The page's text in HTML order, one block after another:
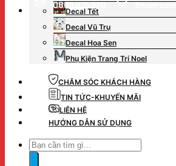
0869.831.520
Showroom
Decal Tết
Decal Vũ Trụ
Decal Hoa Sen
Phụ Kiện Trang Trí Noel
CHĂM SÓC KHÁCH HÀNG
TIN TỨC-KHUYẾN MÃI
LIÊN HỆ
HƯỚNG DẪN SỬ DỤNG
Tìm
kiếm: